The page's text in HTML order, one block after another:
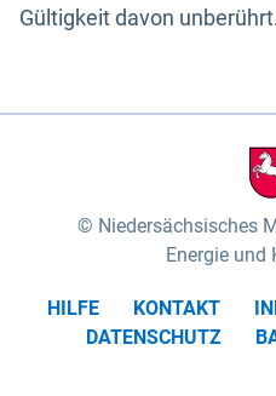
Gültigkeit davon unberührt.
Niedersächsisches
Energie und
HILFE KONTAKT
DATENSCHUTZ